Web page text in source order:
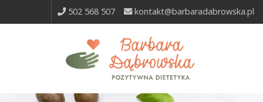
502 568 507 kontakt@barbaradabrowska.pl